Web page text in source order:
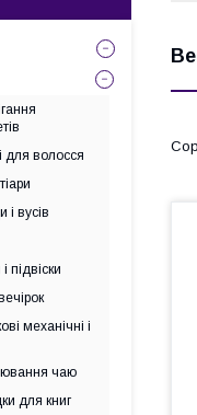
для волосся
і вусів
підвіски
механічні і
чаю
для книг